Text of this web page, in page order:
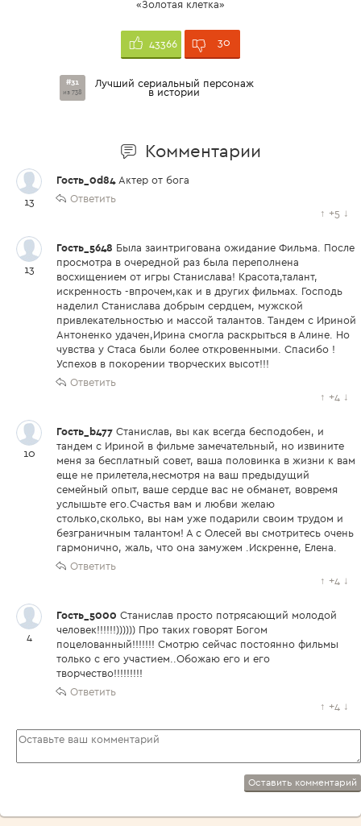
«Золотая клетка»
43366 30
#31
из 738
Лучший сериальный персонаж
в истории
Комментарии
13
Гость_0d84 Актер от бога
Ответить
↑ +5 ↓
13
Гость_5648 Была заинтригована ожидание Фильма. После
просмотра в очередной раз была переполнена
восхищением от игры Станислава! Красота,талант,
искренность -впрочем,как и в других фильмах. Господь
наделил Станислава добрым сердцем, мужской
привлекательностью и массой талантов. Тандем с Ириной
Антоненко удачен,Ирина смогла раскрыться в Алине. Но
чувства у Стаса были более откровенными. Спасибо !
Успехов в покорении творческих высот!!!
Ответить
↑ +4 ↓
10
Гость_b477 Станислав, вы как всегда бесподобен, и
тандем с Ириной в фильме замечательный, но извините
меня за бесплатный совет, ваша половинка в жизни к вам
еще не прилетела,несмотря на ваш предыдущий
семейный опыт, ваше сердце вас не обманет, вовремя
услышьте его.Счастья вам и любви желаю
столько,сколько, вы нам уже подарили своим трудом и
безграничным талантом! А с Олесей вы смотритесь очень
гармонично, жаль, что она замужем .Искренне, Елена.
Ответить
↑ +4 ↓
4
Гость_5000 Станислав просто потрясающий молодой
человек!!!!!!)))))) Про таких говорят Богом
поцелованный!!!!!!! Смотрю сейчас постоянно фильмы
только с его участием..Обожаю его и его
творчество!!!!!!!!!
Ответить
↑ +4 ↓
Оставить комментарий